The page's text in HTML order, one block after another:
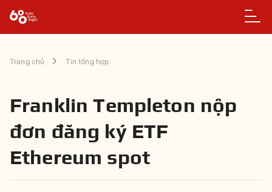
Trang chủ Tin tổng hợp
Franklin Templeton nộp
đơn đăng ký ETF
Ethereum spot